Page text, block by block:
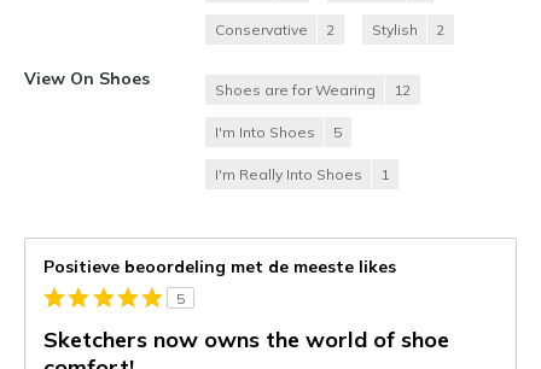
Conservative 2 Stylish 2
View On Shoes
Shoes are for Wearing 12
I'm Into Shoes 5
I'm Really Into Shoes 1
Positieve beoordeling met de meeste likes
5
Sketchers now owns the world of shoe